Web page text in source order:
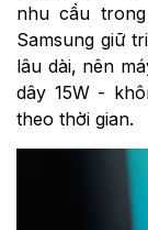
nhu cầu
Samsung giữ
lâu dài, nên
dây 15W -
theo thời gian.